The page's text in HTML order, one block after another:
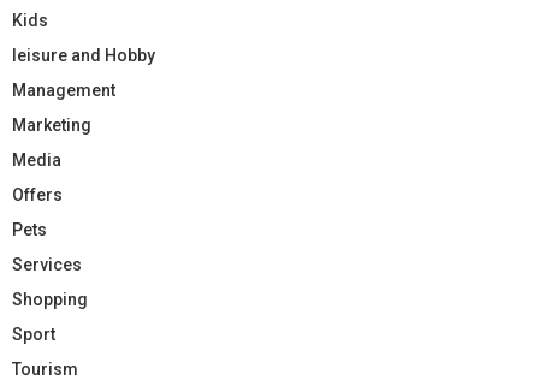
Kids
leisure and Hobby
Management
Marketing
Media
Offers
Pets
Services
Shopping
Sport
Tourism